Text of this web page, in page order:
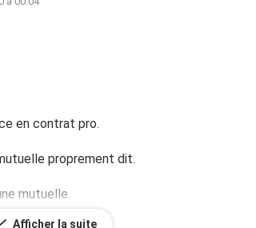
en contrat pro.
proprement dit.
mutuelle.
Afficher la suite